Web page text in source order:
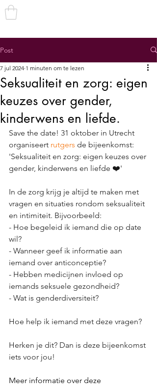
Post
Seksualiteit en zorg: eigen
keuzes over gender,
kinderwens en liefde.
7 jul 2024 1 minuten om te lezen
Save the date! 31 oktober in Utrecht
organiseert rutgers de bijeenkomst:
'Seksualiteit en zorg: eigen keuzes over
gender, kinderwens en liefde ❤️'
In de zorg krijg je altijd te maken met
vragen en situaties rondom seksualiteit
en intimiteit. Bijvoorbeeld:
- Hoe begeleid ik iemand die op date
wil?
- Wanneer geef ik informatie aan
iemand over anticonceptie?
- Hebben medicijnen invloed op
iemands seksuele gezondheid?
- Wat is genderdiversiteit?
Hoe help ik iemand met deze vragen?
Herken je dit? Dan is deze bijeenkomst
iets voor jou!
Meer informatie over deze